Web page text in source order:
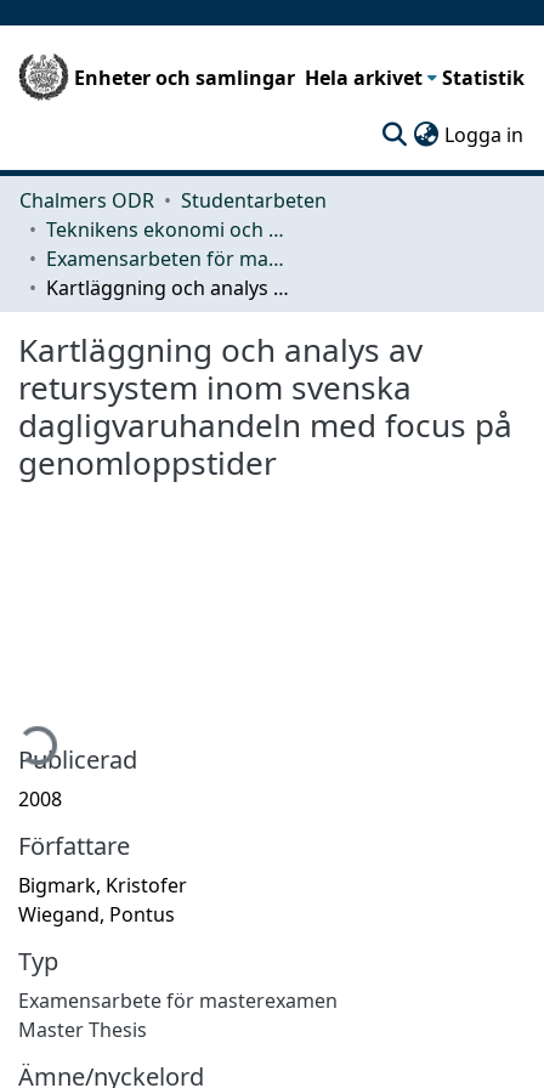
Enheter och samlingar Hela arkivet Statistik
Logga in
Chalmers ODR
Studentarbeten
Teknikens ekonomi och organisation
Examensarbeten för masterexamen
Kartläggning och analys av retursystem inom svenska dagligvaruhandeln med focus på genomloppstider
Kartläggning och analys av
retursystem inom svenska
dagligvaruhandeln med focus på
genomloppstider
Publicerad
2008
Författare
Bigmark, Kristofer
Wiegand, Pontus
Typ
Examensarbete för masterexamen
Master Thesis
Ämne/nyckelord